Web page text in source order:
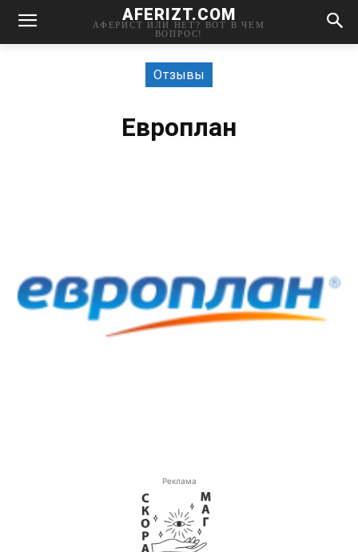
AFERIZT.COM
АФЕРИСТ ИЛИ НЕТ? ВОТ В ЧЕМ
ВОПРОС!
Отзывы
Европлан
Реклама